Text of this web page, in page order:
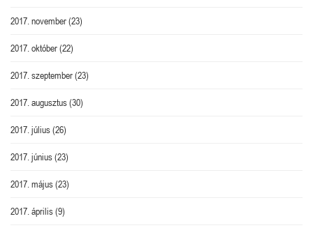
2017. november(23)
2017. október(22)
2017. szeptember(23)
2017. augusztus(30)
2017. július(26)
2017. június(23)
2017. május(23)
2017. április(9)